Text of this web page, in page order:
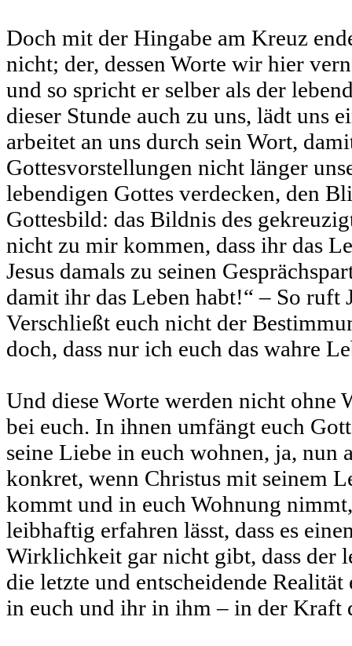
Doch mit der Hingabe am Kreuz
nicht; der, dessen Worte wir hier
und so spricht er selber als der
dieser Stunde auch zu uns, lädt uns
arbeitet an uns durch sein Wort,
Gottesvorstellungen nicht länger
lebendigen Gottes verdecken, den
Gottesbild: das Bildnis des
nicht zu mir kommen, dass ihr das
Jesus damals zu seinen
damit ihr das Leben habt!“ – So ruft
Verschließt euch nicht der
doch, dass nur ich euch das wahre
Und diese Worte werden nicht ohne
bei euch. In ihnen umfängt euch
seine Liebe in euch wohnen, ja, nun
konkret, wenn Christus mit seinem
kommt und in euch Wohnung
leibhaftig erfahren lässt, dass es
Wirklichkeit gar nicht gibt, dass der
die letzte und entscheidende
in euch und ihr in ihm – in der Kraft